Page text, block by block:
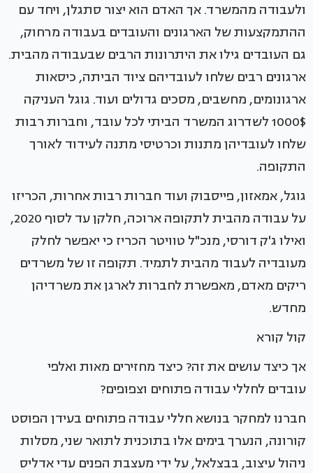
ולעבודה מהמשרד. אך האדם הוא יצור סתגלן, ויחד עם
ההתמקצעות של הארגונים והעובדים בעבודה מרחוק,
גם העובדים גילו את היתרונות הרבים שבעבודה מהבית.
ארגונים רבים שלחו לעובדיהם ציוד הביתה, כיסאות
ארגונומים, מחשבים, מסכים גדולים ועוד. גוגל העניקה
1000$ לשדרוג המשרד הביתי לכל עובד, וחברות רבות
שלחו לעובדיהן מתנות וכרטיסי מתנה לעידוד לאורך
התקופה.
גוגל, אמאזון, פייסבוק ועוד חברות רבות אחרות, הכריזו
על עבודה מהבית לתקופה ארוכה, חלקן עד לסוף 2020,
ואילו ג'ק דורסי, מנכ"ל טוויטר הכריז כי יאפשר לחלק
מעובדיה לעבוד מהבית לתמיד. תקופה זו של משרדים
ריקים מאדם, מאפשרת לחברות לארגן את משרדיהן
מחדש.
קול קורא
אך כיצד עושים את זה? כיצד מחזירים מאות ואלפי
עובדים לחללי עבודה פתוחים וצפופים?
חברנו למחקר בנושא חללי עבודה פתוחים בעידן הפוסט
קורונה, הנערך בימים אלו בתוכנית לתואר שני, מסלות
ניהול עיצוב, בבצלאל, על ידי מעצבת הפנים עדי אדליס